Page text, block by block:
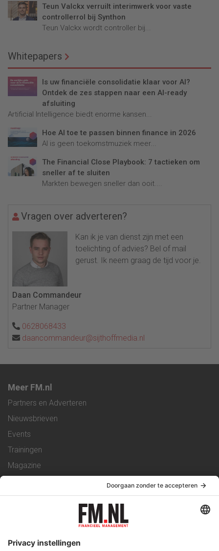
Teun Valckx verruilt interimwerk voor vaste
controllerrol bij Synthon
Teun Valckx wordt controller bij...
Whitepapers
Is uw financiële consolidatie klaar voor AI?
Ontdek de zes stappen naar een AI-ready
afsluiting
Artificial Intelligence biedt enorme kansen...
Hoe AI toe te passen binnen finance in 2026
AI is geen toekomstmuziek meer...
The Financial Close Playbook: 7 tactieken om
sneller af te sluiten
Markten bewegen sneller dan ooit....
Vragen over adverteren?
Kan ik je van dienst zijn met een
toelichting of advies? Bel of mail
gerust. Ik neem graag de tijd voor je.
Daan Commandeur
Partner Manager
0628068433
daancommandeur@sijthoffmedia.nl
Meer FM.nl
Partners en Adverteren
Nieuwsbrieven
Events
Trainingen
Magazine
Service & Contact
Werken bij ons